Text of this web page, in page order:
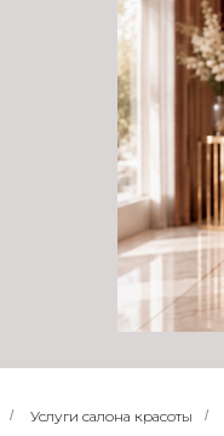
/ Услуги салона красоты /